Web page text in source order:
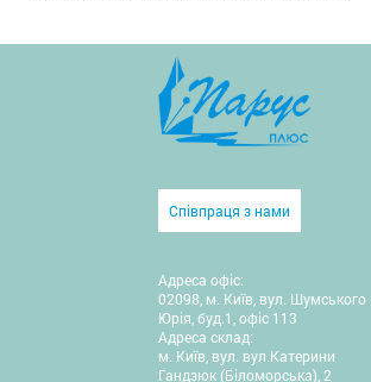
Співпраця з нами
Адреса офіс:
02098, м. Київ, вул. Шумського
Юрія, буд.1, офіс 113
Адреса склад:
м. Київ, вул. вул.Катерини
Гандзюк (Біломорська), 2